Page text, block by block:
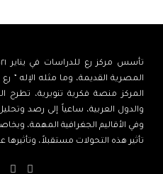
المصرية القديمة، وما مثله الإله ”
المركز منصة فكرية تنويرية، تطرح
والدول العربية، ساعياً إلى رصد
وفي الأقاليم الجغرافية المهمة،
تأثير هذه التحولات مستقبلاً، وتأثيرها